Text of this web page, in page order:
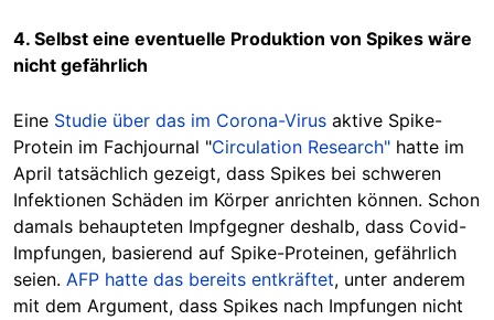
4. Selbst eine eventuelle Produktion von Spikes wäre
nicht gefährlich
Eine Studie über das im Corona-Virus aktive Spike-
Protein im Fachjournal "Circulation Research" hatte im
April tatsächlich gezeigt, dass Spikes bei schweren
Infektionen Schäden im Körper anrichten können. Schon
damals behaupteten Impfgegner deshalb, dass Covid-
Impfungen, basierend auf Spike-Proteinen, gefährlich
seien. AFP hatte das bereits entkräftet, unter anderem
mit dem Argument, dass Spikes nach Impfungen nicht